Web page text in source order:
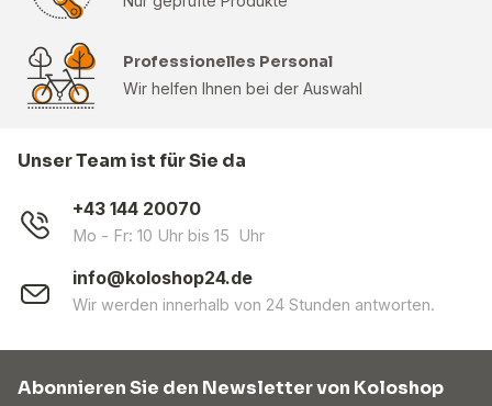
Professionelles Personal
Wir helfen Ihnen bei der Auswahl
Unser Team ist für Sie da
+43 144 20070
Mo - Fr: 10 Uhr bis 15 Uhr
info@koloshop24.de
Wir werden innerhalb von 24 Stunden antworten.
Abonnieren Sie den Newsletter von Koloshop